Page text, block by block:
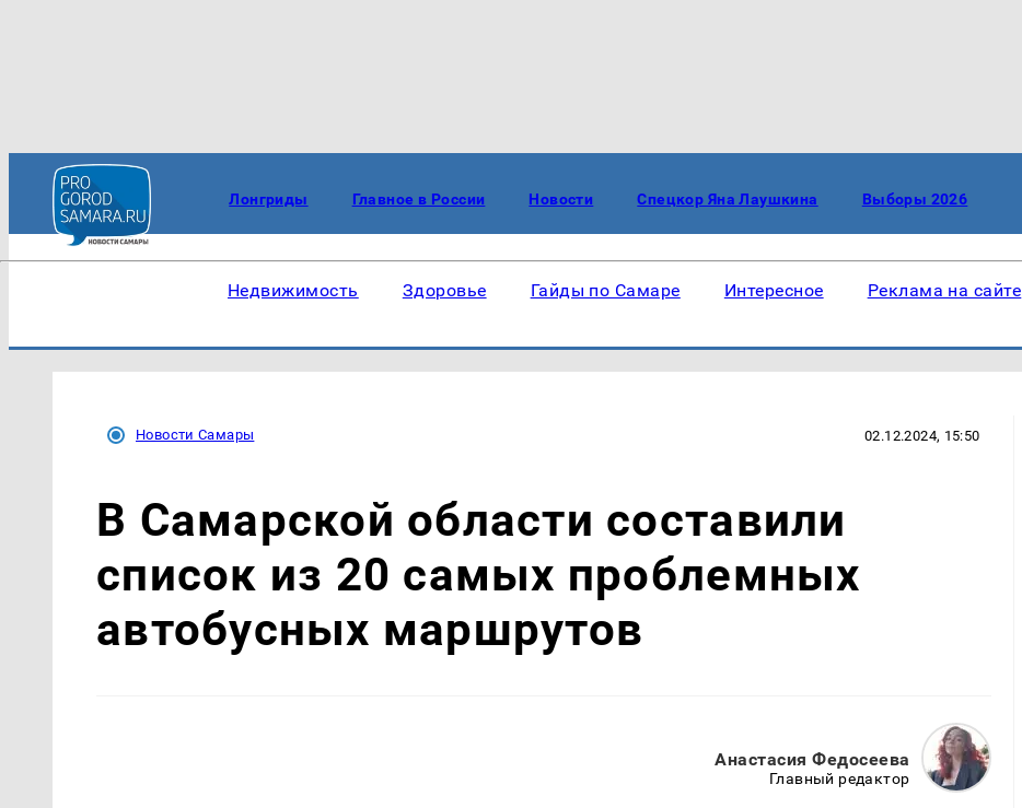
Лонгриды Главное в России Новости Спецкор Яна Лаушкина Выборы 2026
Недвижимость Здоровье Гайды по Самаре Интересное Реклама на сайте
Новости Самары 02.12.2024, 15:50
В Самарской области составили
список из 20 самых проблемных
автобусных маршрутов
Анастасия Федосеева
Главный редактор